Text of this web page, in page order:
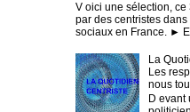
V oici une sélection,
par des centristes
sociaux en France. ►
La
Les
nous
D evant